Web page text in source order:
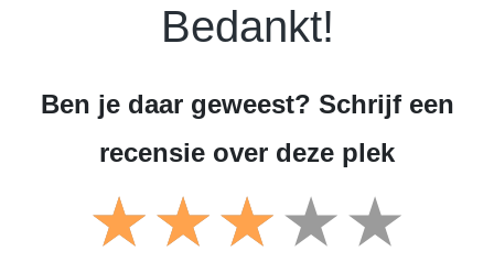
Bedankt!
Ben je daar geweest? Schrijf een
recensie over deze plek